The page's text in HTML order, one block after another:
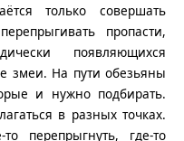
только совершать
пропасти,
появляющихся
змеи. На пути обезьяны
и нужно подбирать.
в разных точках.
перепрыгнуть, где-то